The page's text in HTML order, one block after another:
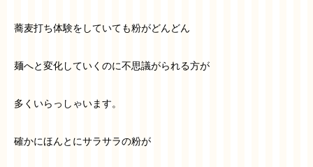
蕎麦打ち体験をしていても粉がどんどん
麺へと変化していくのに不思議がられる方が
多くいらっしゃいます。
確かにほんとにサラサラの粉が